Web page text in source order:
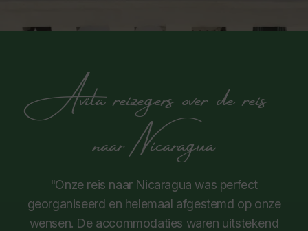
Avila reizegers over de reis
naar Nicaragua
"Onze reis naar Nicaragua was perfect
georganiseerd en helemaal afgestemd op onze
wensen. De accommodaties waren uitstekend